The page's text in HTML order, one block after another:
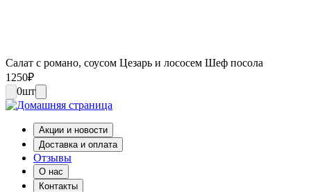
Салат с романо, соусом Цезарь и лососем Шеф посола
1250₽
0шт
Акции и новости
Доставка и оплата
Отзывы
О нас
Контакты